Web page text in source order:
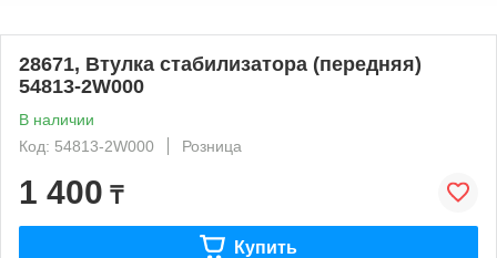
28671, Втулка стабилизатора (передняя)
54813-2W000
В наличии
Код: 54813-2W000
Розница
1 400 ₸
Купить